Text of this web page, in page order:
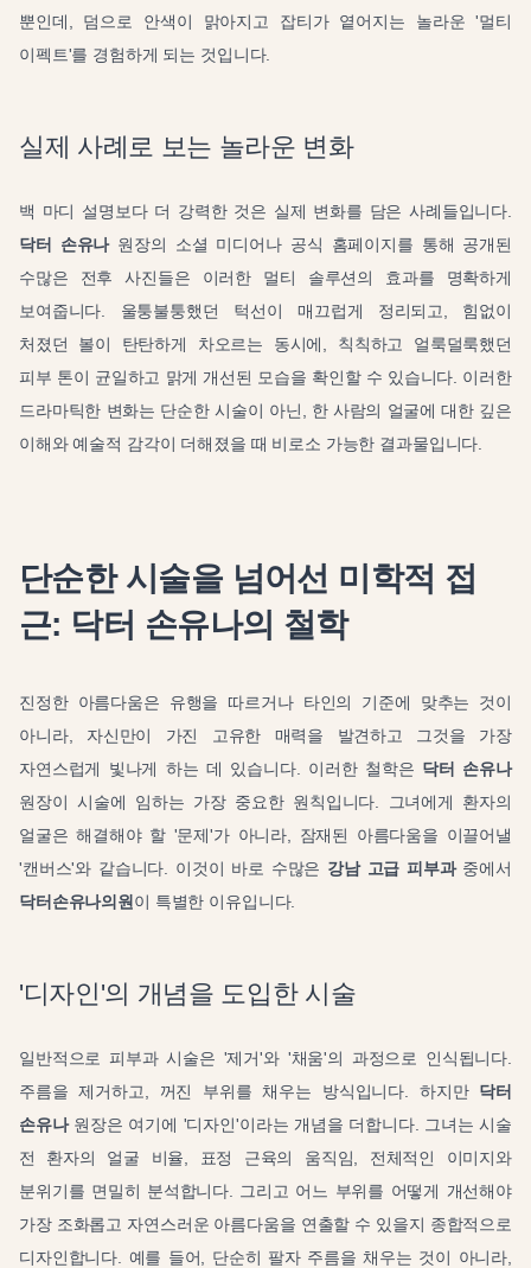
뿐인데, 덤으로 안색이 맑아지고 잡티가 옅어지는 놀라운 '멀티
이펙트'를 경험하게 되는 것입니다.
실제 사례로 보는 놀라운 변화
백 마디 설명보다 더 강력한 것은 실제 변화를 담은 사례들입니다.
닥터 손유나원장의 소셜 미디어나 공식 홈페이지를 통해 공개된
수많은 전후 사진들은 이러한 멀티 솔루션의 효과를 명확하게
보여줍니다. 울퉁불퉁했던 턱선이 매끄럽게 정리되고, 힘없이
처졌던 볼이 탄탄하게 차오르는 동시에, 칙칙하고 얼룩덜룩했던
피부 톤이 균일하고 맑게 개선된 모습을 확인할 수 있습니다. 이러한
드라마틱한 변화는 단순한 시술이 아닌, 한 사람의 얼굴에 대한 깊은
이해와 예술적 감각이 더해졌을 때 비로소 가능한 결과물입니다.
단순한 시술을 넘어선 미학적 접
근: 닥터 손유나의 철학
진정한 아름다움은 유행을 따르거나 타인의 기준에 맞추는 것이
아니라, 자신만이 가진 고유한 매력을 발견하고 그것을 가장
자연스럽게 빛나게 하는 데 있습니다. 이러한 철학은 닥터 손유나
원장이 시술에 임하는 가장 중요한 원칙입니다. 그녀에게 환자의
얼굴은 해결해야 할 '문제'가 아니라, 잠재된 아름다움을 이끌어낼
'캔버스'와 같습니다. 이것이 바로 수많은 강남 고급 피부과중에서
닥터손유나의원이 특별한 이유입니다.
'디자인'의 개념을 도입한 시술
일반적으로 피부과 시술은 '제거'와 '채움'의 과정으로 인식됩니다.
주름을 제거하고, 꺼진 부위를 채우는 방식입니다. 하지만 닥터
손유나원장은 여기에 '디자인'이라는 개념을 더합니다. 그녀는 시술
전 환자의 얼굴 비율, 표정 근육의 움직임, 전체적인 이미지와
분위기를 면밀히 분석합니다. 그리고 어느 부위를 어떻게 개선해야
가장 조화롭고 자연스러운 아름다움을 연출할 수 있을지 종합적으로
디자인합니다. 예를 들어, 단순히 팔자 주름을 채우는 것이 아니라,